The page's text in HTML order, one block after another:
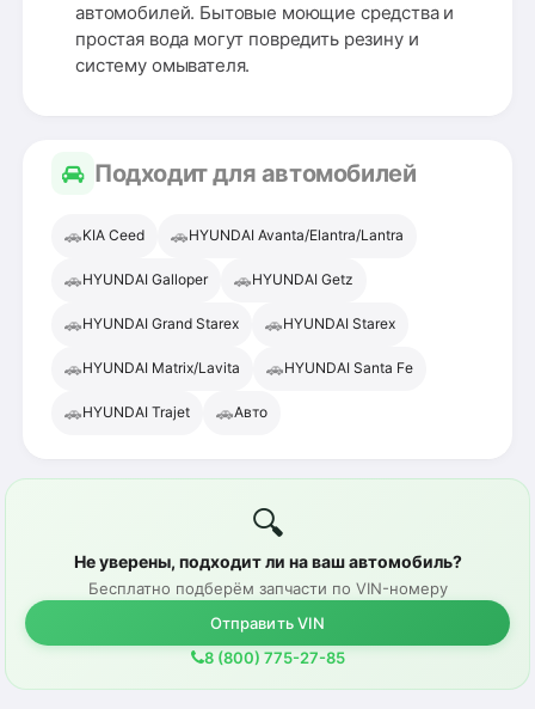
автомобилей. Бытовые моющие средства и
простая вода могут повредить резину и
систему омывателя.
Подходит для автомобилей
🚗KIA Ceed 🚗HYUNDAI Avanta/Elantra/Lantra
🚗HYUNDAI Galloper 🚗HYUNDAI Getz
🚗HYUNDAI Grand Starex 🚗HYUNDAI Starex
🚗HYUNDAI Matrix/Lavita 🚗HYUNDAI Santa Fe
🚗HYUNDAI Trajet 🚗Авто
🔍
Не уверены, подходит ли на ваш автомобиль?
Бесплатно подберём запчасти по VIN-номеру
Отправить VIN
8 (800) 775-27-85